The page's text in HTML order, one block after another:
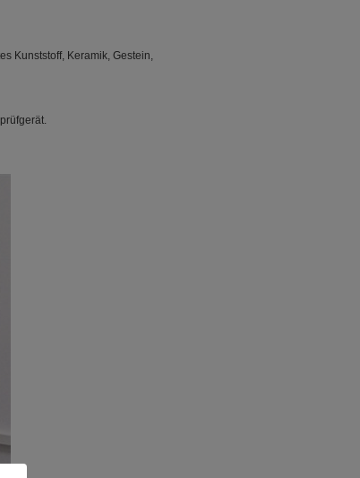
Kunststoff, Keramik, Gestein,